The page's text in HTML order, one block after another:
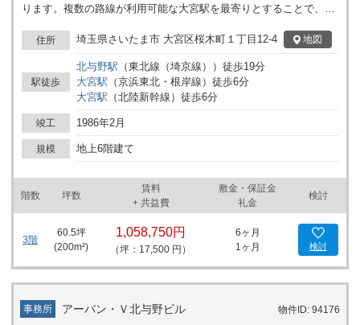
ります。複数の路線が利用可能な大宮駅を最寄りとすることで、都
建てで、1基のエレベーターを備えています。オフィスや事務所な
ど法人の用途に適しており、基準階ごとに機能的なレイアウトを検
討しやすい構造です。機械式駐車場が整備されているため、車両を
利用する場合にも対応が可能です。また、光ファイバーを導入して
いることから、通信環境の整備が図られています。新耐震基準に適
合した構造となっており、安心感を確保したい利用者にも検討いた
だけます。駅近くの落ち着いたエリアに立地し、周辺には多様な店
舗やサービス施設が点在しています。詳細はお問い合わせくださ
い。
住所 埼玉県さいたま市 大宮区桜木町１丁目12-4 地図
駅徒歩
北与野駅 （東北線（埼京線） ） 徒歩19分
大宮駅 （京浜東北・根岸線 ） 徒歩6分
大宮駅 （北陸新幹線 ） 徒歩6分
竣工 1986年2月
規模 地上6階建て
階数 坪数
賃料
+ 共益費
敷金・保証金
礼金
検討
3階
60.5坪
(200m²)
1,058,750円
（坪：17,500 円）
6ヶ月
1ヶ月
検討
事務所 アーバン・Ｖ北与野ビル 物件ID: 94176